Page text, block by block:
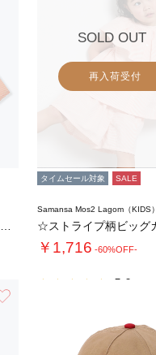
SOLD OUT
再入荷受付
タイムセール対象 SALE
Samansa Mos2 Lagom（KIDS）
￥1,716 -60%OFF-
5.0